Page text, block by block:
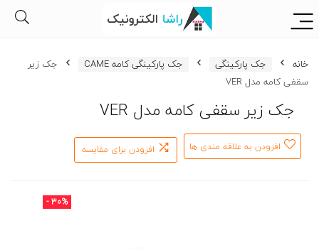
خانه جک پارکینگی جک پارکینگی کامه CAME
جک زیر
سقفی کامه مدل VER
جک زیر سقفی کامه مدل VER
افزودن به علاقه مندی ها افزودن برای مقایسه
- 30%